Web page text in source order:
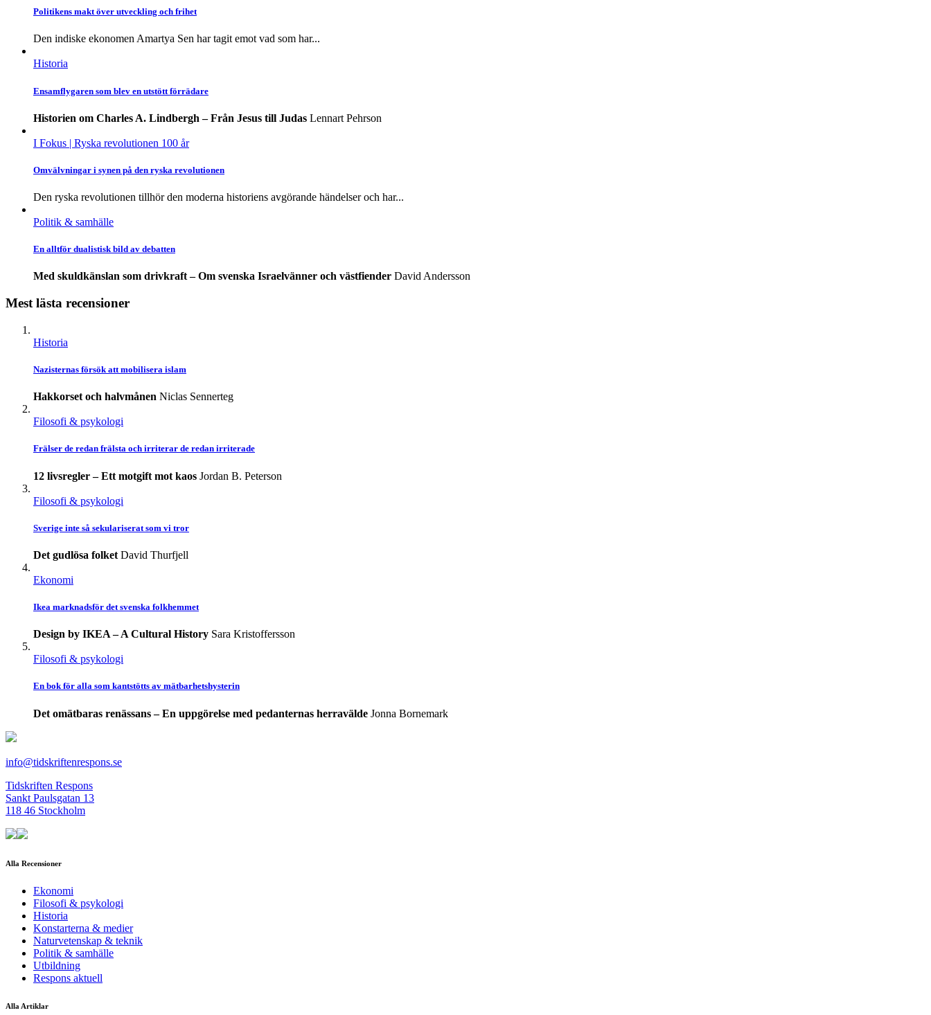
Politikens makt över utveckling och frihet
Den indiske ekonomen Amartya Sen har tagit emot vad som har...
Historia
Ensamflygaren som blev en utstött förrädare
Historien om Charles A. Lindbergh – Från Jesus till Judas Lennart Pehrson
I Fokus | Ryska revolutionen 100 år
Omvälvningar i synen på den ryska revolutionen
Den ryska revolutionen tillhör den moderna historiens avgörande händelser och har...
Politik & samhälle
En alltför dualistisk bild av debatten
Med skuldkänslan som drivkraft – Om svenska Israelvänner och västfiender David Andersson
Mest lästa recensioner
Historia
Nazisternas försök att mobilisera islam
Hakkorset och halvmånen Niclas Sennerteg
Filosofi & psykologi
Frälser de redan frälsta och irriterar de redan irriterade
12 livsregler – Ett motgift mot kaos Jordan B. Peterson
Filosofi & psykologi
Sverige inte så sekulariserat som vi tror
Det gudlösa folket David Thurfjell
Ekonomi
Ikea marknadsför det svenska folkhemmet
Design by IKEA – A Cultural History Sara Kristoffersson
Filosofi & psykologi
En bok för alla som kantstötts av mätbarhetshysterin
Det omätbaras renässans – En uppgörelse med pedanternas herravälde Jonna Bornemark
info@tidskriftenrespons.se
Tidskriften Respons
Sankt Paulsgatan 13
118 46 Stockholm
Alla Recensioner
Ekonomi
Filosofi & psykologi
Historia
Konstarterna & medier
Naturvetenskap & teknik
Politik & samhälle
Utbildning
Respons aktuell
Alla Artiklar